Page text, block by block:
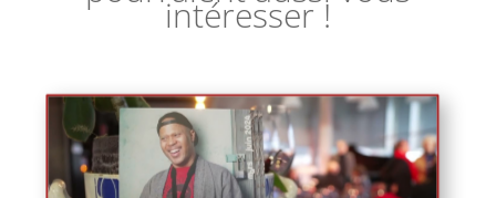
intéresser !